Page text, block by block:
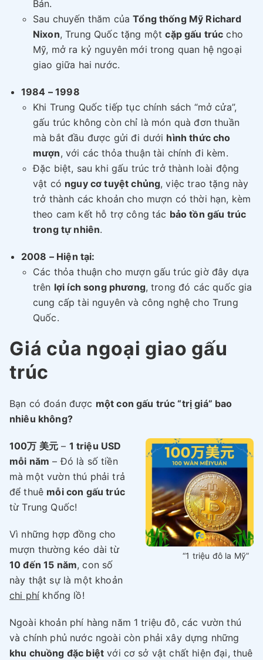
Bản.
Sau chuyến thăm củaTổng thống Mỹ Richard
Nixon, Trung Quốc tặng mộtcặp gấu trúc cho
Mỹ, mở ra kỷ nguyên mới trong quan hệ ngoại
giao giữa hai nước.
1984 – 1998
Khi Trung Quốc tiếp tục chính sách “mở cửa”,
gấu trúc không còn chỉ là món quà đơn thuần
mà bắt đầu được gửi đi dưới hình thức cho
mượn, với các thỏa thuận tài chính đi kèm.
Đặc biệt, sau khi gấu trúc trở thành loài động
vật có nguy cơ tuyệt chủng, việc trao tặng này
trở thành các khoản cho mượn có thời hạn, kèm
theo cam kết hỗ trợ công tác bảo tồn gấu trúc
trong tự nhiên.
2008 – Hiện tại:
Các thỏa thuận cho mượn gấu trúc giờ đây dựa
trên lợi ích song phương, trong đó các quốc gia
cung cấp tài nguyên và công nghệ cho Trung
Quốc.
Giá của ngoại giao gấu
trúc
Bạn có đoán được một con gấu trúc “trị giá” bao
nhiêu không?
“1 triệu đô la Mỹ”
100万 美元 – 1 triệu USD
mỗi năm – Đó là số tiền
mà một vườn thú phải trả
để thuê mỗi con gấu trúc
từ Trung Quốc!
Vì những hợp đồng cho
mượn thường kéo dài từ
10 đến 15 năm, con số
này thật sự là một khoản
chi phí khổng lồ!
Ngoài khoản phí hàng năm 1 triệu đô, các vườn thú
và chính phủ nước ngoài còn phải xây dựng những
khu chuồng đặc biệt với cơ sở vật chất hiện đại, thuê